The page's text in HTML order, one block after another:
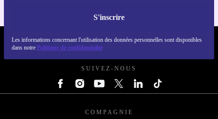
S'inscrire
Les informations concernant l'utilisation des données personnelles sont disponibles
dans notre Politique de confidentialité
REFURBED FRANCE - RETHINK NEW.
SUIVEZ-NOUS
COMPAGNIE